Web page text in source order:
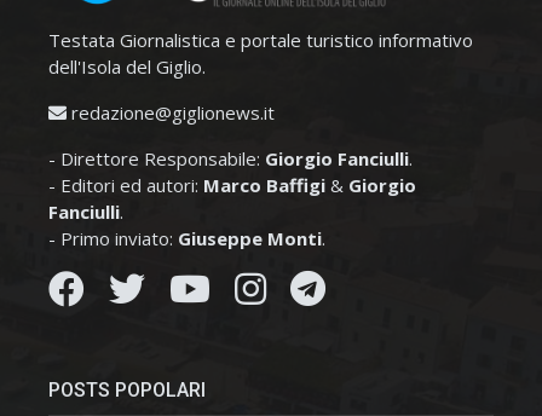
Testata Giornalistica e portale turistico informativo
dell'Isola del Giglio.
redazione@giglionews.it
- Direttore Responsabile: Giorgio Fanciulli.
- Editori ed autori: Marco Baffigi & Giorgio
Fanciulli.
- Primo inviato: Giuseppe Monti.
POSTS POPOLARI